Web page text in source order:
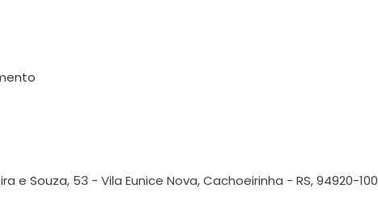
e Souza, 53 - Vila Eunice Nova, Cachoeirinha - RS, 94920-100